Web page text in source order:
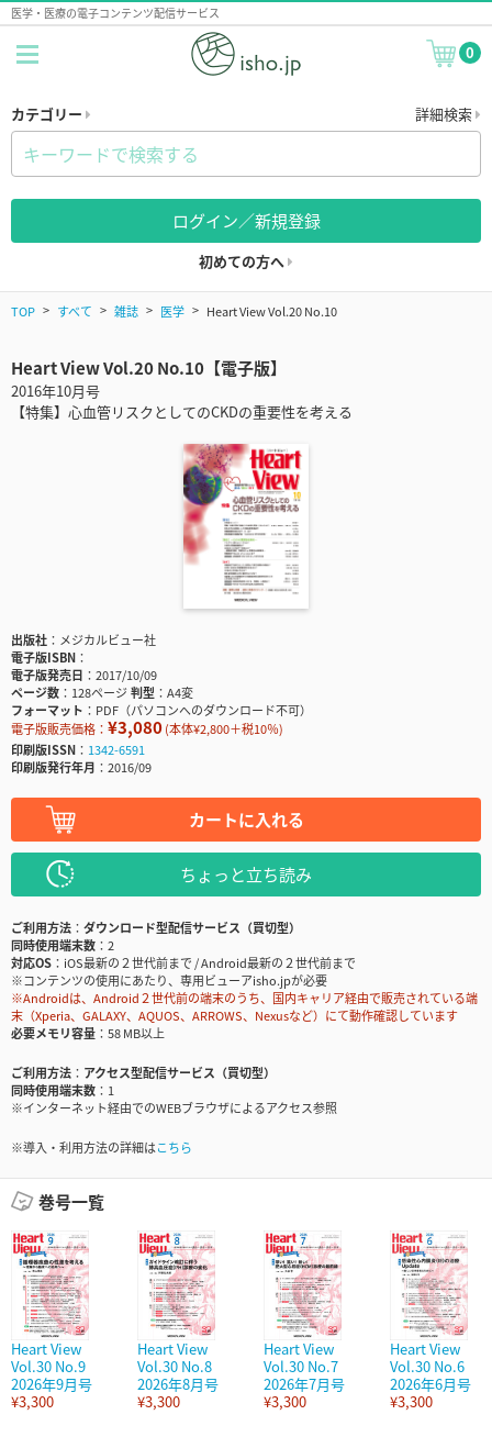
医学・医療の電子コンテンツ配信サービス
0
カテゴリー 詳細検索
ログイン／新規登録
初めての方へ
TOP すべて 雑誌 医学 Heart View Vol.20 No.10
Heart View Vol.20 No.10【電子版】
2016年10月号
【特集】心血管リスクとしてのCKDの重要性を考える
出版社
メジカルビュー社
電子版ISBN
電子版発売日
2017/10/09
ページ数
128ページ判型
A4変
フォーマット
PDF（パソコンへのダウンロード不可）
電子版販売価格： ¥3,080(本体¥2,800＋税10％)
印刷版ISSN
1342-6591
印刷版発行年月
2016/09
カートに入れる
ちょっと立ち読み
ご利用方法
ダウンロード型配信サービス（買切型）
同時使用端末数
2
対応OS
iOS最新の２世代前まで / Android最新の２世代前まで
※コンテンツの使用にあたり、専用ビューアisho.jpが必要
※Androidは、Android２世代前の端末のうち、国内キャリア経由で販売されている端
末（Xperia、GALAXY、AQUOS、ARROWS、Nexusなど）にて動作確認しています
必要メモリ容量
58 MB以上
ご利用方法
アクセス型配信サービス（買切型）
同時使用端末数
1
※インターネット経由でのWEBブラウザによるアクセス参照
※導入・利用方法の詳細はこちら
巻号一覧
Heart View
Vol.30 No.9
2026年9月号
¥3,300
Heart View
Vol.30 No.8
2026年8月号
¥3,300
Heart View
Vol.30 No.7
2026年7月号
¥3,300
Heart View
Vol.30 No.6
2026年6月号
¥3,300